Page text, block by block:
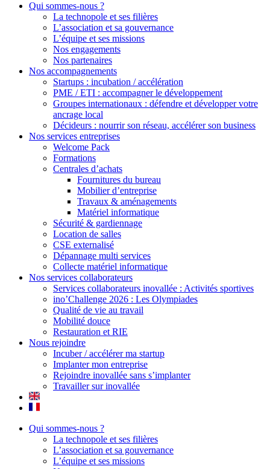
Qui sommes-nous ?
La technopole et ses filières
L’association et sa gouvernance
L’équipe et ses missions
Nos engagements
Nos partenaires
Nos accompagnements
Startups : incubation / accélération
PME / ETI : accompagner le développement
Groupes internationaux : défendre et développer votre
ancrage local
Décideurs : nourrir son réseau, accélérer son business
Nos services entreprises
Welcome Pack
Formations
Centrales d’achats
Fournitures du bureau
Mobilier d’entreprise
Travaux & aménagements
Matériel informatique
Sécurité & gardiennage
Location de salles
CSE externalisé
Dépannage multi services
Collecte matériel informatique
Nos services collaborateurs
Services collaborateurs inovallée : Activités sportives
ino’Challenge 2026 : Les Olympiades
Qualité de vie au travail
Mobilité douce
Restauration et RIE
Nous rejoindre
Incuber / accélérer ma startup
Implanter mon entreprise
Rejoindre inovallée sans s’implanter
Travailler sur inovallée
Qui sommes-nous ?
La technopole et ses filières
L’association et sa gouvernance
L’équipe et ses missions